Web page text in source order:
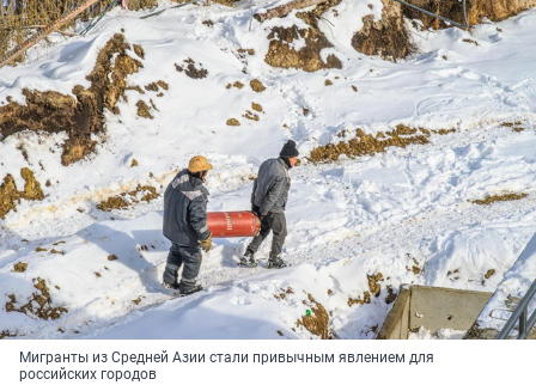
Мигранты из Средней Азии стали привычным явлением для
российских городов